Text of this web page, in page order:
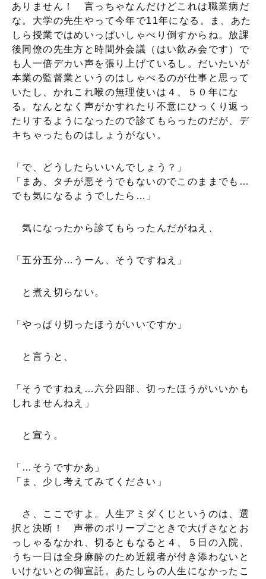
ありません！ 言っちゃなんだけどこれは職業病だ
な。大学の先生やって今年で11年になる。ま、あた
しら授業ではめいっぱいしゃべり倒すからね。放課
後同僚の先生方と時間外会議（はい飲み会です）で
も人一倍デカい声を張り上げているし。だいたいが
本業の監督業というのはしゃべるのが仕事と思って
いたし、かれこれ喉の無理使いは４、５０年にな
る。なんとなく声がかすれたり不意にひっくり返っ
たりするようになったので診てもらったのだが、デ
キちゃったものはしょうがない。
「で、どうしたらいいんでしょう？」
「まあ、タチが悪そうでもないのでこのままでも…
でも気になるようでしたら…」
気になったから診てもらったんだがねえ、
「五分五分…うーん、そうですねえ」
と煮え切らない。
「やっぱり切ったほうがいいですか」
と言うと、
「そうですねえ…六分四部、切ったほうがいいかも
しれませんねえ」
と宣う。
「…そうですかあ」
「ま、少し考えてみてください」
さ、ここですよ。人生アミダくじというのは、選
択と決断！ 声帯のポリープごときで大げさなとお
っしゃるなかれ、切るともなると４、５日の入院、
うち一日は全身麻酔のため近親者が付き添わないと
いけないとの御宣託。あたしらの人生になかったこ